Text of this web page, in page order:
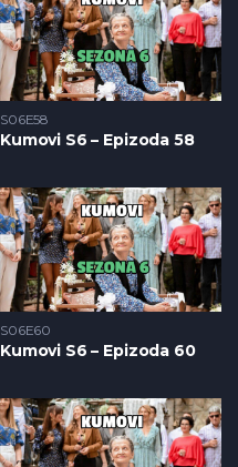
S06E58
Kumovi S6 – Epizoda 58
S06E60
Kumovi S6 – Epizoda 60